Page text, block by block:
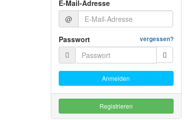
E-Mail-Adresse
@
vergessen?
Passwort
Anmelden
Registrieren